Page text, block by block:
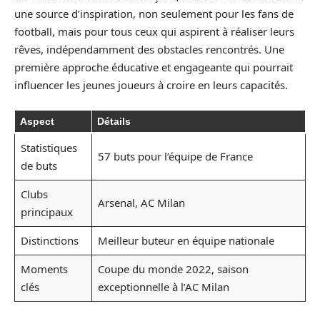
une source d’inspiration, non seulement pour les fans de
football, mais pour tous ceux qui aspirent à réaliser leurs
rêves, indépendamment des obstacles rencontrés. Une
première approche éducative et engageante qui pourrait
influencer les jeunes joueurs à croire en leurs capacités.
Aspect Détails
Statistiques
de buts
57 buts pour l’équipe de France
Clubs
principaux
Arsenal, AC Milan
Distinctions
Meilleur buteur en équipe nationale
Moments
clés
Coupe du monde 2022, saison
exceptionnelle à l’AC Milan